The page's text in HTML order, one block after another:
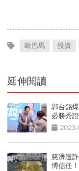
歐巴馬 投資
延伸閱讀
郭台銘
必勝秀
慈濟遭
博信任